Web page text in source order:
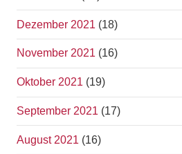
Dezember 2021 (18)
November 2021 (16)
Oktober 2021 (19)
September 2021 (17)
August 2021 (16)